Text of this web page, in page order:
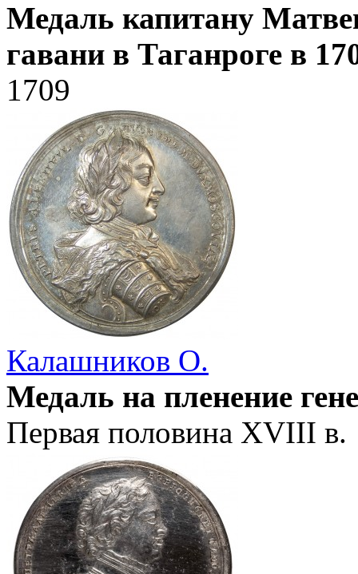
Медаль капитану
гавани в Таганроге в
1709
Калашников О.
Медаль на пленение
Первая половина XVIII в.